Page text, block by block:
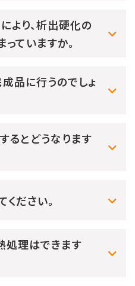
より、析出硬化の
ていますか。
品に行うのでしょ
るとどうなります
ださい。
処理はできます